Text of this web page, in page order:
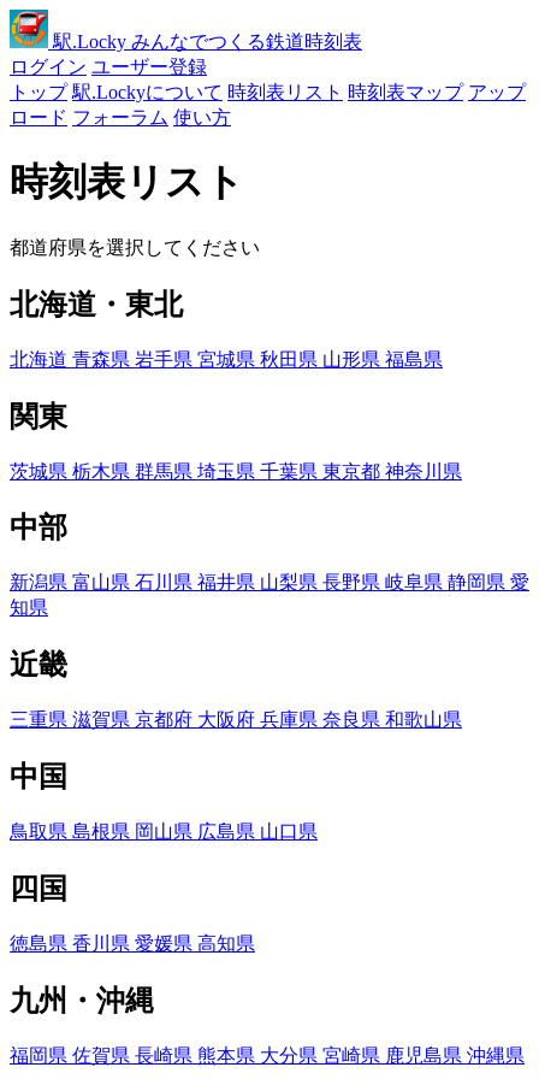
駅.Locky みんなでつくる鉄道時刻表
ログイン ユーザー登録
トップ 駅.Lockyについて 時刻表リスト 時刻表マップ アップ
ロード フォーラム 使い方
時刻表リスト
都道府県を選択してください
北海道・東北
北海道 青森県 岩手県 宮城県 秋田県 山形県 福島県
関東
茨城県 栃木県 群馬県 埼玉県 千葉県 東京都 神奈川県
中部
新潟県 富山県 石川県 福井県 山梨県 長野県 岐阜県 静岡県 愛
知県
近畿
三重県 滋賀県 京都府 大阪府 兵庫県 奈良県 和歌山県
中国
鳥取県 島根県 岡山県 広島県 山口県
四国
徳島県 香川県 愛媛県 高知県
九州・沖縄
福岡県 佐賀県 長崎県 熊本県 大分県 宮崎県 鹿児島県 沖縄県